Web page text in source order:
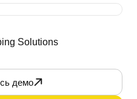
Solutions
демо